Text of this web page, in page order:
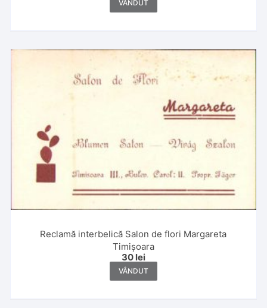
VÂNDUT
Reclamă interbelică Salon de flori Margareta
Timișoara
30 lei
VÂNDUT